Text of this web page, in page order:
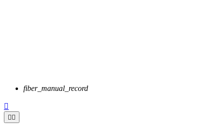
fiber_manual_record

 